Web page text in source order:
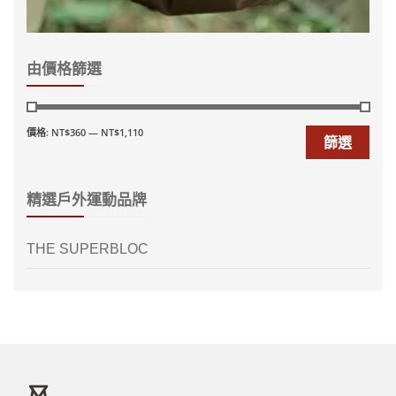
由價格篩選
篩選
價格: NT$360 — NT$1,110
精選戶外運動品牌
THE SUPERBLOC